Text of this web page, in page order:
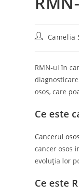
PostCamelia
RMN-ul în
osos, care
Ce este
Cancerul osos
cancer osos
evoluția lor
Ce este